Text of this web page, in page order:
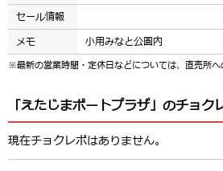
セール情報
メモ
小用みなと公園内
※最新の営業時間・定休日などについては、直売所へ
「えたじまポートプラザ」のチョク
現在チョクレポはありません。